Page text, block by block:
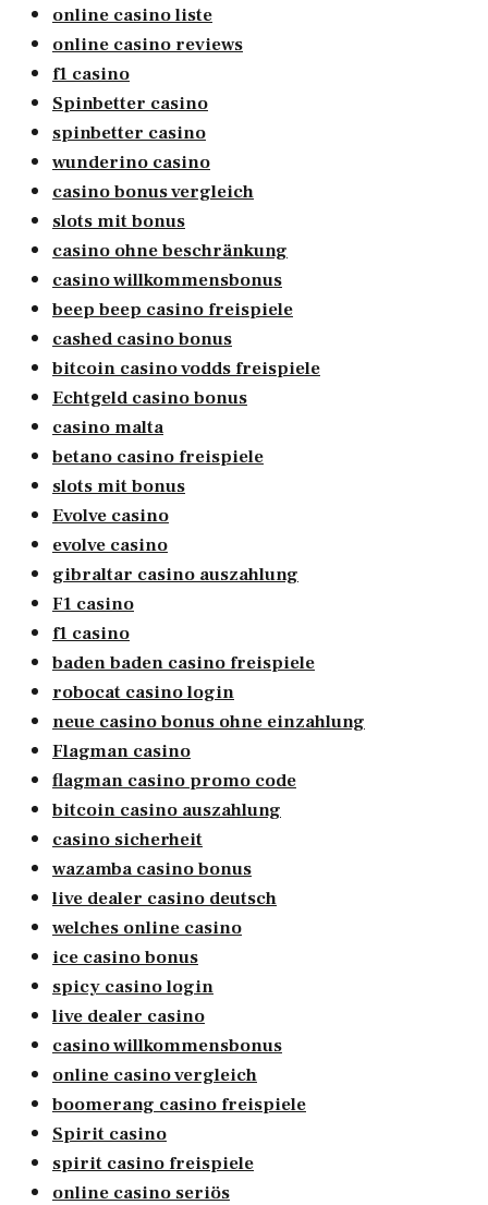
online casino liste
online casino reviews
f1 casino
Spinbetter casino
spinbetter casino
wunderino casino
casino bonus vergleich
slots mit bonus
casino ohne beschränkung
casino willkommensbonus
beep beep casino freispiele
cashed casino bonus
bitcoin casino vodds freispiele
Echtgeld casino bonus
casino malta
betano casino freispiele
slots mit bonus
Evolve casino
evolve casino
gibraltar casino auszahlung
F1 casino
f1 casino
baden baden casino freispiele
robocat casino login
neue casino bonus ohne einzahlung
Flagman casino
flagman casino promo code
bitcoin casino auszahlung
casino sicherheit
wazamba casino bonus
live dealer casino deutsch
welches online casino
ice casino bonus
spicy casino login
live dealer casino
casino willkommensbonus
online casino vergleich
boomerang casino freispiele
Spirit casino
spirit casino freispiele
online casino seriös